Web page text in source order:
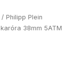
/ Philipp Plein
38mm 5ATM